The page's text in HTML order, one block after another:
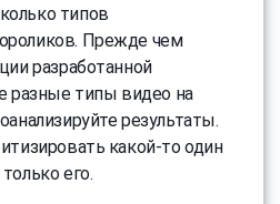
типов
Прежде чем
разработанной
разные типы видео на
результаты.
какой-то один
его.